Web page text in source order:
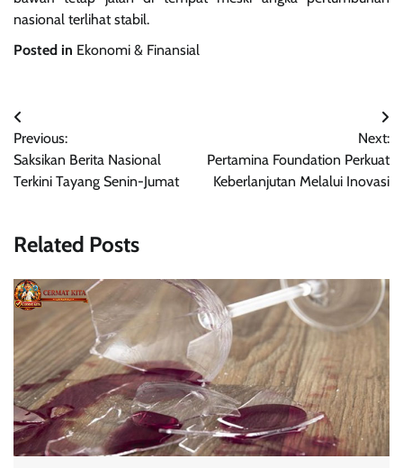
nasional terlihat stabil.
Posted in Ekonomi & Finansial
Navigasi
pos
Previous:
Saksikan Berita Nasional
Terkini Tayang Senin-Jumat
Next:
Pertamina Foundation Perkuat
Keberlanjutan Melalui Inovasi
Related Posts